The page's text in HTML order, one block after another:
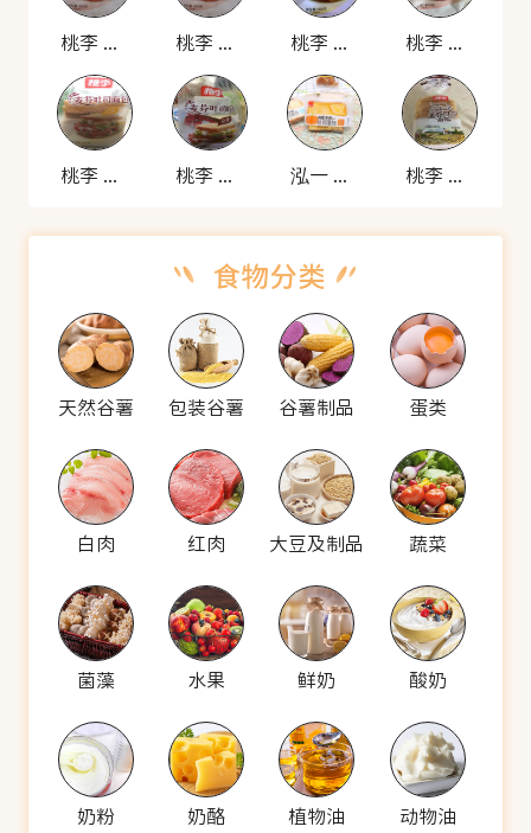
桃李 麦芬吐司面包 桃李 麦芬吐司面包 桃李 麦芬吐司面包 桃李 麦芬吐司面包
桃李 麦芬吐司面包 桃李 麦芬吐司面包 泓一 南瓜夹心吐司面包 桃李 麦芬吐司面包
天然谷薯 包装谷薯 谷薯制品 蛋类
白肉 红肉 大豆及制品 蔬菜
菌藻 水果 鲜奶 酸奶
奶粉 奶酪 植物油 动物油